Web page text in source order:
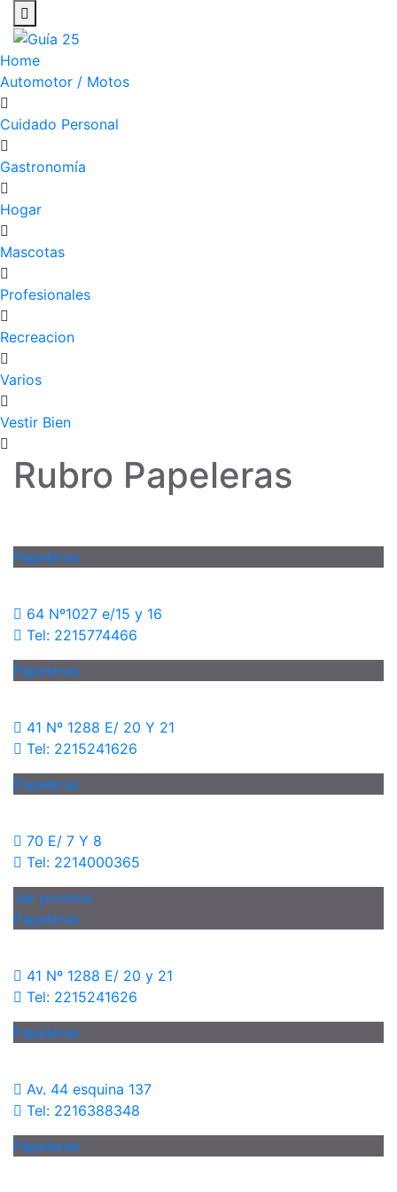
Home
Automotor / Motos
Cuidado Personal
Gastronomía
Hogar
Mascotas
Profesionales
Recreacion
Varios
Vestir Bien
Rubro Papeleras
Papeleras
64 Nº1027 e/15 y 16
Tel: 2215774466
Papeleras
41 Nº 1288 E/ 20 Y 21
Tel: 2215241626
Papeleras
70 E/ 7 Y 8
Tel: 2214000365
Ver promos
Papeleras
41 Nº 1288 E/ 20 y 21
Tel: 2215241626
Papeleras
Av. 44 esquina 137
Tel: 2216388348
Papeleras